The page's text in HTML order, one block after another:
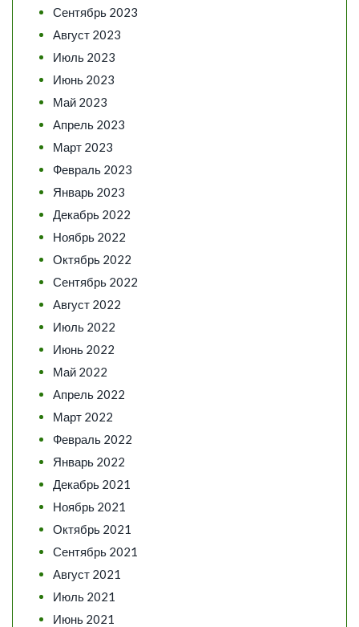
Сентябрь 2023
Август 2023
Июль 2023
Июнь 2023
Май 2023
Апрель 2023
Март 2023
Февраль 2023
Январь 2023
Декабрь 2022
Ноябрь 2022
Октябрь 2022
Сентябрь 2022
Август 2022
Июль 2022
Июнь 2022
Май 2022
Апрель 2022
Март 2022
Февраль 2022
Январь 2022
Декабрь 2021
Ноябрь 2021
Октябрь 2021
Сентябрь 2021
Август 2021
Июль 2021
Июнь 2021